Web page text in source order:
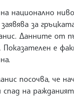
национално
заявява за
Данните от
Показателен е
посочва, че
спад на